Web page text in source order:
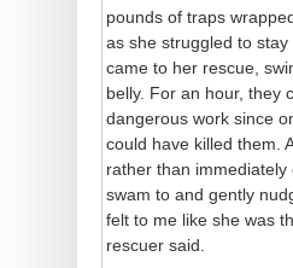
pounds of traps
as she struggled to
came to her rescue,
belly. For an hour, they
dangerous work since
could have killed them.
rather than immediately
swam to and gently
felt to me like she was
rescuer said.